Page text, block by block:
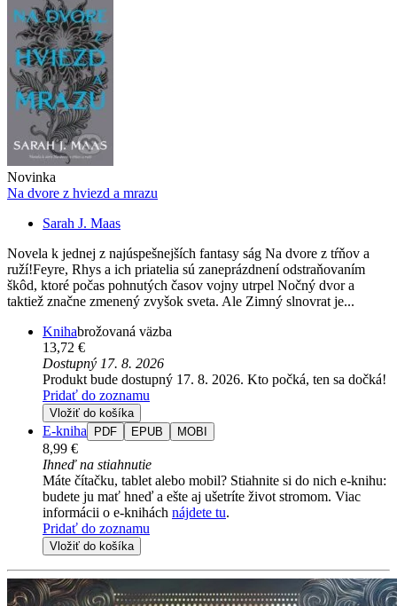
Novinka
Na dvore z hviezd a mrazu
Sarah J. Maas
Novela k jednej z najúspešnejších fantasy ság Na dvore z tŕňov a
ruží!Feyre, Rhys a ich priatelia sú zaneprázdnení odstraňovaním
škôd, ktoré počas pohnutých časov vojny utrpel Nočný dvor a
taktiež značne zmenený zvyšok sveta. Ale Zimný slnovrat je...
Knihabrožovaná väzba
13,72 €
Dostupný 17. 8. 2026
Produkt bude dostupný 17. 8. 2026. Kto počká, ten sa dočká!
Pridať do zoznamu
Vložiť do košíka
E-kniha PDF EPUB MOBI
8,99 €
Ihneď na stiahnutie
Máte čítačku, tablet alebo mobil? Stiahnite si do nich e-knihu:
budete ju mať hneď a ešte aj ušetríte život stromom. Viac
informácii o e-knihách nájdete tu.
Pridať do zoznamu
Vložiť do košíka